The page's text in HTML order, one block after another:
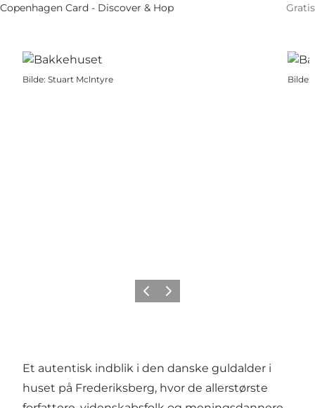
Copenhagen Card - Discover & Hop
Gratis
Bilde: Stuart Mclntyre Bilde:
ForrigeNeste
Et autentisk indblik i den danske guldalder i
huset på Frederiksberg, hvor de allerstørste